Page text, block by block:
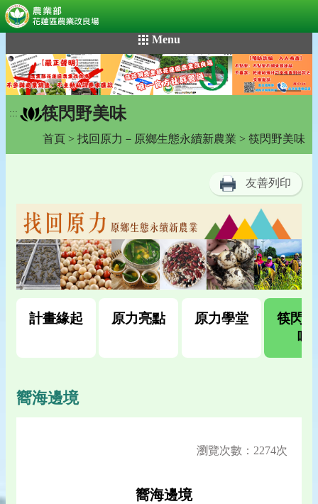
到
主
要
內
容
Menu
::: 筷閃野美味
首頁 > 找回原力－原鄉生態永續新農業 > 筷閃野美味
友善列印
計畫緣起 原力亮點 原力學堂
筷閃
味
嚮海邊境
瀏覽次數：2274次
嚮海邊境